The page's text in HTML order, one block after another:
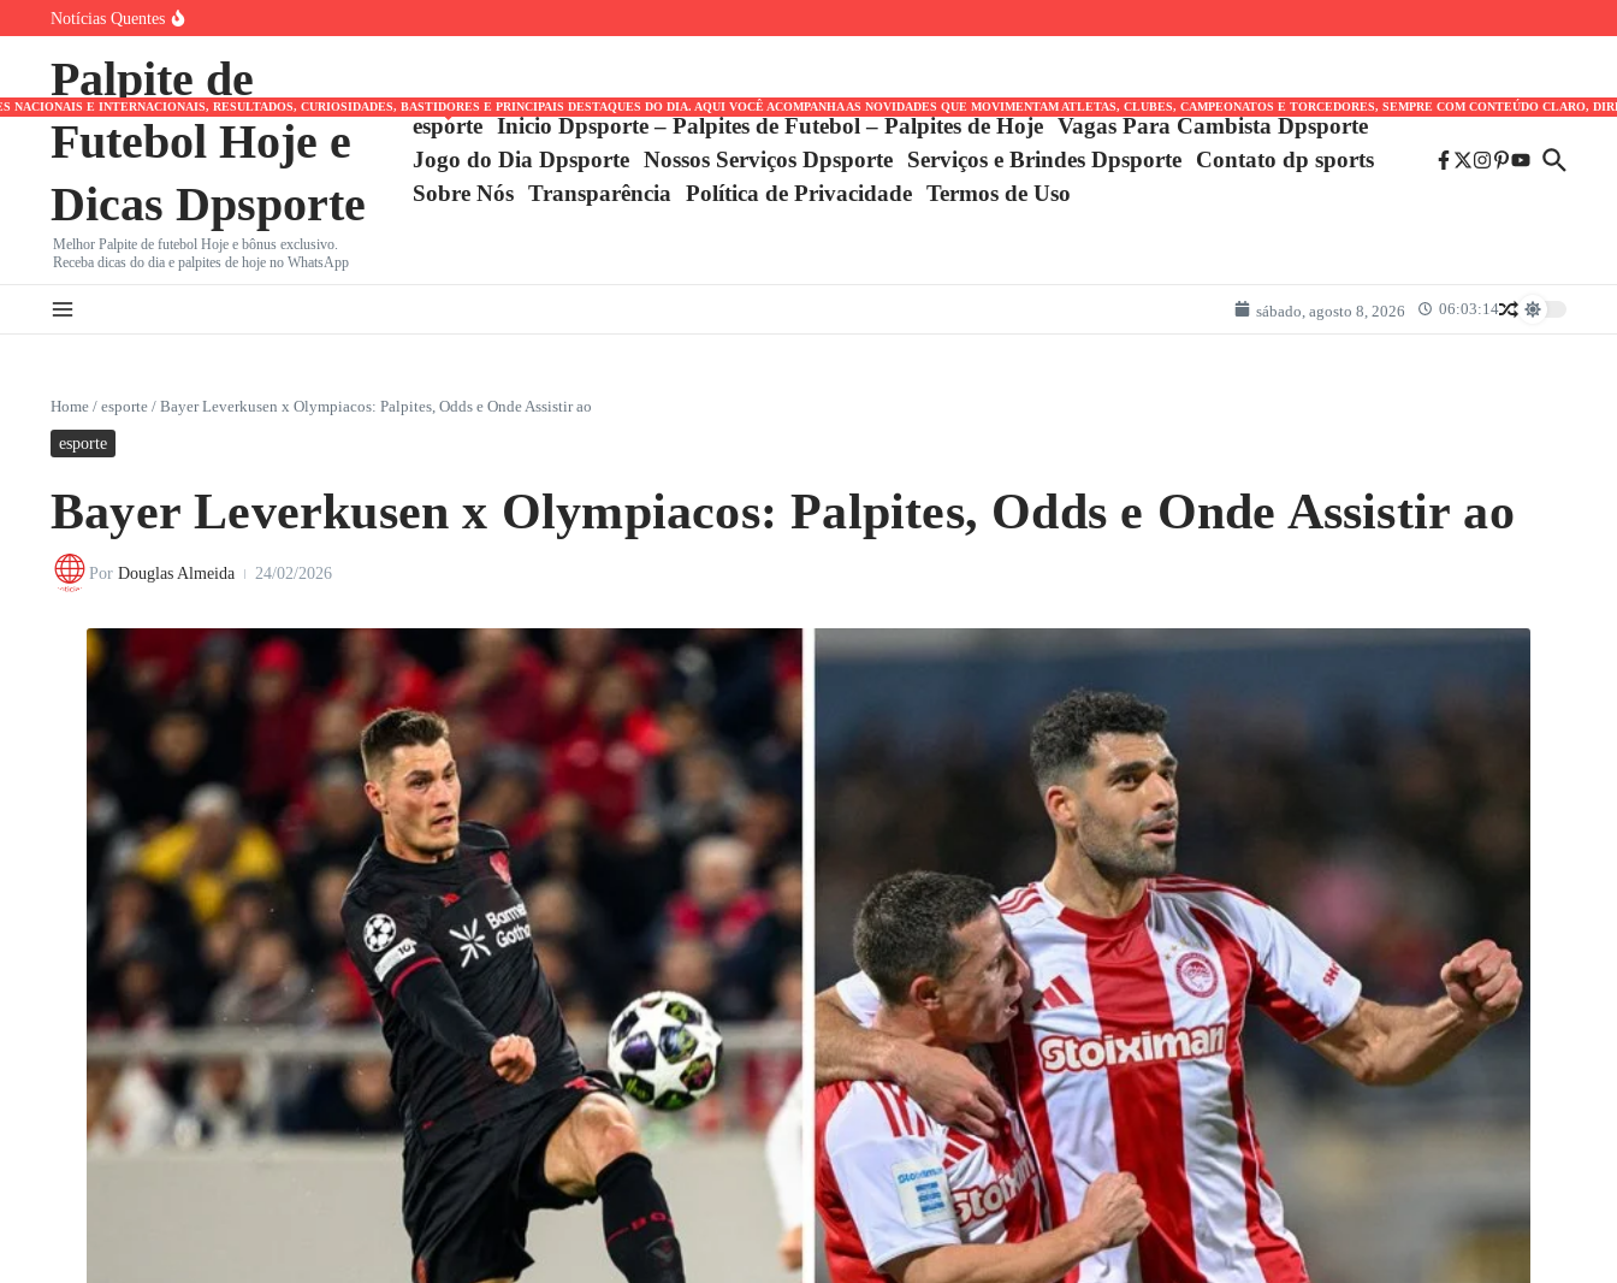
Ir para o conteúdo
Notícias Quentes
Vila Nova mira G-2 da Série B em confronto decisivo
Vini Jr. ignora Arsenal e escolhe Real Madrid: Por que
Palpite de
Futebol Hoje e
Dicas Dpsporte
Melhor Palpite de futebol Hoje e bônus exclusivo.
Receba dicas do dia e palpites de hoje no WhatsApp
esporte
E INTERNACIONAIS, RESULTADOS, CURIOSIDADES, BASTIDORES E PRINCIPAIS DESTAQUES DO DIA. AQUI VOCÊ ACOMPANHA AS NOVIDADES QUE MOVIMENTAM ATLETAS, CLUBES, CAMPEONATOS E TORCEDORES, SEMPRE COM CONTEÚDO CLARO,
Inicio Dpsporte – Palpites de Futebol – Palpites de Hoje Vagas Para Cambista Dpsporte
Jogo do Dia Dpsporte Nossos Serviços Dpsporte Serviços e Brindes Dpsporte
Contato dp sports
Sobre Nós Transparência Política de Privacidade Termos de Uso
sábado, agosto 8, 2026 06:03:14
Home / esporte / Bayer Leverkusen x Olympiacos: Palpites, Odds e Onde Assistir ao
esporte
Bayer Leverkusen x Olympiacos: Palpites, Odds e Onde Assistir ao
Por Douglas Almeida 24/02/2026